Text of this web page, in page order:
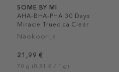
SOME BY MI
AHA-BHA-PHA 30 Days
Miracle Truecica Clear
Pad
Näokoorija
21,99 €
70 g (0,31 € / 1 g)